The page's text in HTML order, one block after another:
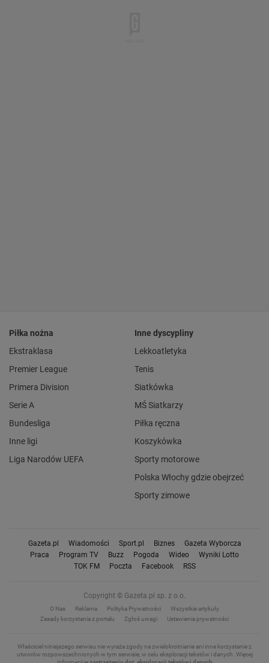
Piłka nożna
Ekstraklasa
Premier League
Primera Division
Serie A
Bundesliga
Inne ligi
Liga Narodów UEFA
Inne dyscypliny
Lekkoatletyka
Tenis
Siatkówka
MŚ Siatkarzy
Piłka ręczna
Koszykówka
Sporty motorowe
Polska Włochy gdzie obejrzeć
Sporty zimowe
Gazeta.pl Wiadomości Sport.pl Biznes
Gazeta Wyborcza
Praca
Program TV Buzz Pogoda Wideo
Wyniki Lotto
TOK FM
Poczta Facebook RSS
Copyright © Gazeta.pl sp. z o.o.
O Nas Reklama Polityka Prywatności
Wszystkie artykuły
Zasady korzystania z portalu
Zgłoś uwagi Ustawienia prywatności
Właściciel niniejszego serwisu nie wyraża zgody na zwielokrotnianie ani inne korzystanie z
utworów rozpowszechnionych w tym serwisie, w celu eksploracji tekstów i danych. Więcej